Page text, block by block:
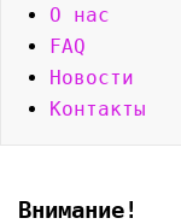
О нас
FAQ
Новости
Контакты
Внимание!